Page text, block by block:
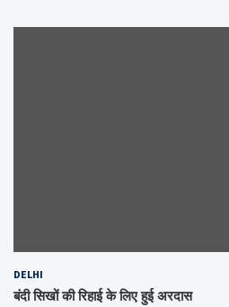
DELHI
बंदी सिखों की रिहाई के लिए हुई अरदास